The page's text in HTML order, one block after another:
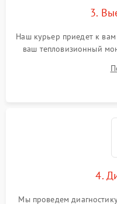
3.
Наш курьер приедет к
ваш тепловизионный
4.
Мы проведем